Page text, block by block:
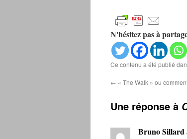
N'hésitez pas à
Ce contenu a été publié
← « The Walk » ou
Une réponse à
Bruno Sillard